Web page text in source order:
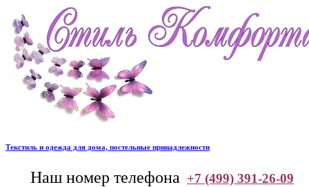
Текстиль и одежда для дома, постельные принадлежности
Наш номер телефона +7 (499) 391-26-09